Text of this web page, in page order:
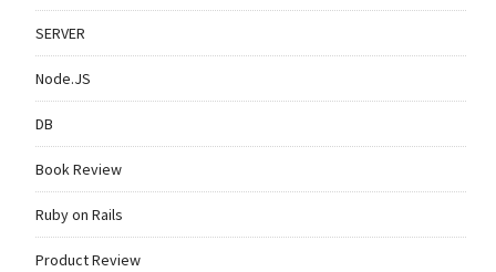
SERVER
Node.JS
DB
Book Review
Ruby on Rails
Product Review